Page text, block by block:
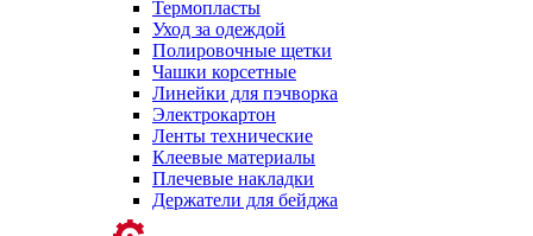
Термопласты
Уход за одеждой
Полировочные щетки
Чашки корсетные
Линейки для пэчворка
Электрокартон
Ленты технические
Клеевые материалы
Плечевые накладки
Держатели для бейджа